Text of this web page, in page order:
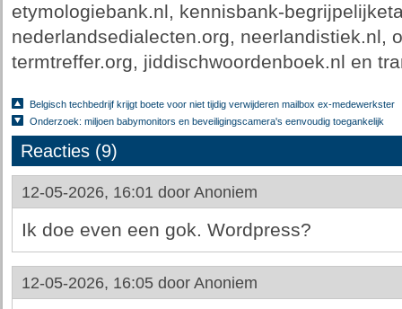
etymologiebank.nl, kennisbank-
nederlandsedialecten.org, neerlandistiek.nl,
termtreffer.org, jiddischwoordenboek.nl en
Belgisch techbedrijf krijgt boete voor niet tijdig verwijderen mailbox ex-medewerkster
Onderzoek: miljoen babymonitors en beveiligingscamera's eenvoudig toegankelijk
Reacties (9)
12-05-2026, 16:01 door Anoniem
Ik doe even een gok. Wordpress?
12-05-2026, 16:05 door Anoniem